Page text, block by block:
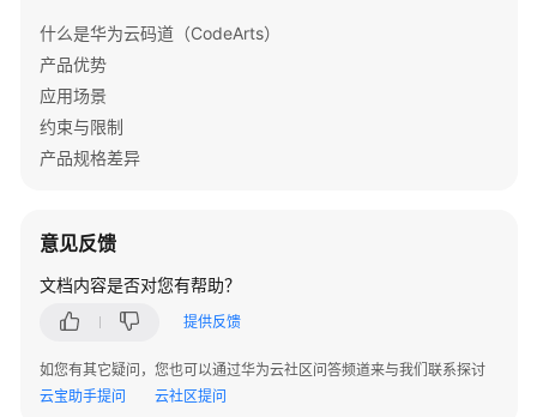
项
目
角
权
限
CodeArts
项
中
改
系
什么是华为云码道（CodeArts）
产品优势
应用场景
约束与限制
产品规格差异
意见反馈
文档内容是否对您有帮助？
提供反馈
如您有其它疑问，您也可以通过华为云社区问答频道来与我们联系探讨
云宝助手提问
云社区提问